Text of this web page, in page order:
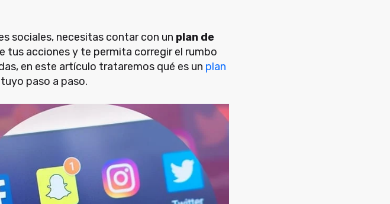
sociales, necesitas contar con un plan de
tus acciones y te permita corregir el rumbo
en este artículo trataremos qué es un plan
paso a paso.